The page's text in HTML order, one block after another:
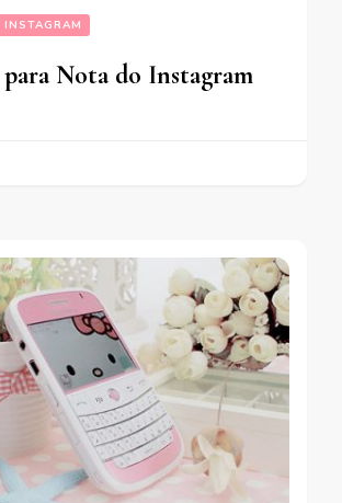
INSTAGRAM
para Nota do Instagram